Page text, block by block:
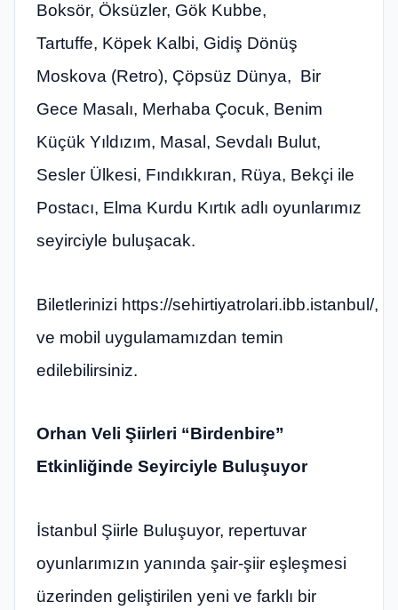
Boksör, Öksüzler, Gök Kubbe,
Tartuffe, Köpek Kalbi, Gidiş Dönüş
Moskova (Retro), Çöpsüz Dünya, Bir
Gece Masalı, Merhaba Çocuk, Benim
Küçük Yıldızım, Masal, Sevdalı Bulut,
Sesler Ülkesi, Fındıkkıran, Rüya, Bekçi ile
Postacı, Elma Kurdu Kırtık adlı oyunlarımız
seyirciyle buluşacak.
Biletlerinizi https://sehirtiyatrolari.ibb.istanbul/,
ve mobil uygulamamızdan temin
edilebilirsiniz.
Orhan Veli Şiirleri “Birdenbire”
Etkinliğinde Seyirciyle Buluşuyor
İstanbul Şiirle Buluşuyor, repertuvar
oyunlarımızın yanında şair-şiir eşleşmesi
üzerinden geliştirilen yeni ve farklı bir